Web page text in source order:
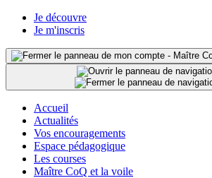
Je découvre
Je m'inscris
Accueil
Actualités
Vos encouragements
Espace pédagogique
Les courses
Maître CoQ et la voile